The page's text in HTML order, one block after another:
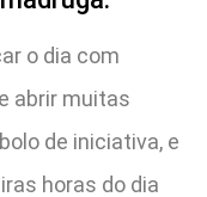
o dia com
abrir muitas
de iniciativa, e
horas do dia